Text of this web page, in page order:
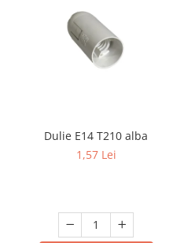
Dulie E14 T210 alba
1,57 Lei